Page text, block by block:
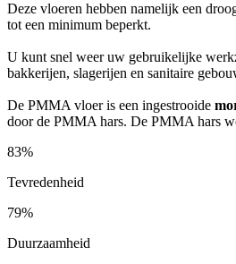
Deze vloeren hebben namelijk een
tot een minimum beperkt.
U kunt snel weer uw gebruikelijke
bakkerijen, slagerijen en sanitaire
De PMMA vloer is een ingestrooide
door de PMMA hars. De PMMA hars
83%
Tevredenheid
79%
Duurzaamheid